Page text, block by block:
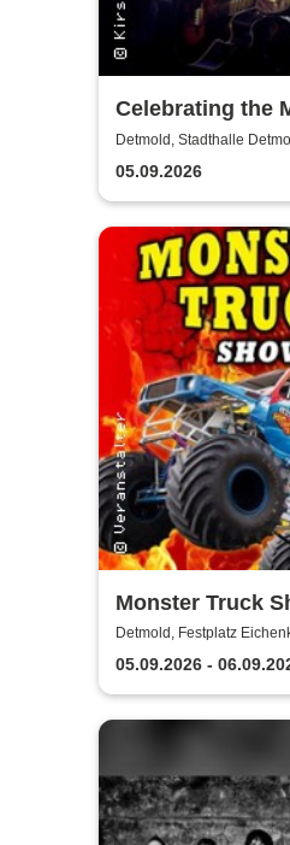
Celebrating the
Smokie by Spirit
Detmold, Stadthalle
05.09.2026
Monster Truck
Lagrin
Detmold, Festplatz
05.09.2026 -